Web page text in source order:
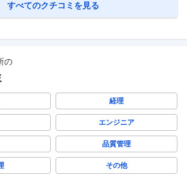
すべてのクチコミを見る
の
経理
エンジニア
品質管理
その他